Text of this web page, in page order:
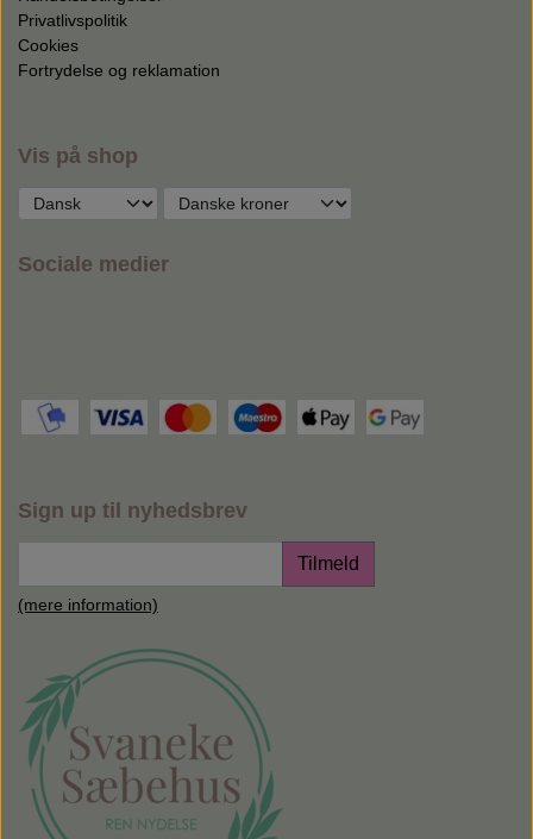
Privatlivspolitik
Cookies
Fortrydelse og reklamation
Vis på shop
Sociale medier
Sign up til nyhedsbrev
Tilmeld
(mere information)